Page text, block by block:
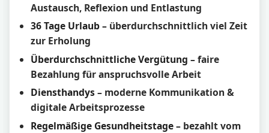
Austausch, Reflexion und Entlastung
36 Tage Urlaub– überdurchschnittlich viel Zeit
zur Erholung
Überdurchschnittliche Vergütung – faire
Bezahlung für anspruchsvolle Arbeit
Diensthandys– moderne Kommunikation &
digitale Arbeitsprozesse
Regelmäßige Gesundheitstage– bezahlt vom